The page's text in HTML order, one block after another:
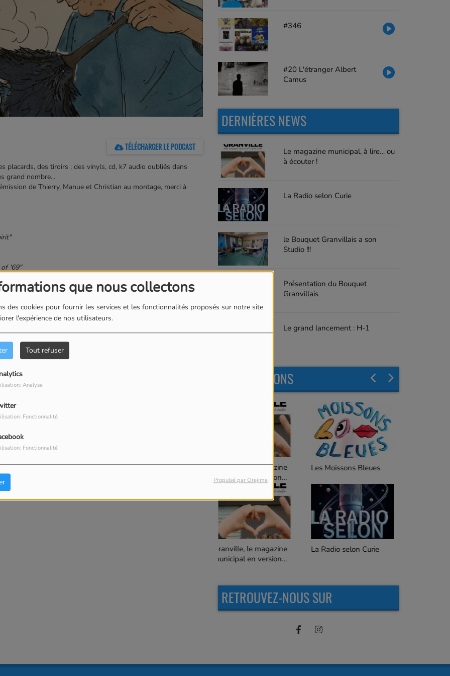
que nous collectons
des cookies pour fournir les services et les fonctionnalités proposés sur notre site
l'expérience de nos utilisateurs.
Tout refuser
Analyse
Fonctionnalité
Fonctionnalité
Propulsé par Orejime
TÉLÉCHARGER LE PODCAST
placards, des tiroirs ; des vinyls, cd, k7 audio oubliés dans
grand nombre...
de Thierry, Manue et Christian au montage, merci à
of '69"
#346
#20 L'étranger Albert
Camus
DERNIÈRES NEWS
Le magazine municipal, à lire… ou
à écouter !
La Radio selon Curie
le Bouquet Granvillais a son
Studio !!!
Présentation du Bouquet
Granvillais
Le grand lancement : H-1
LES ÉMISSIONS
Granville, le magazine
Les Moissons Bleues
La Radio selon Curie
C'est quoi ça ?
Les Goûteurs de Lune
RETROUVEZ-NOUS SUR